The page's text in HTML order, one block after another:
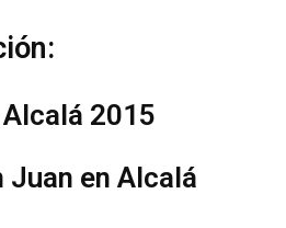
2015
Juan en Alcalá